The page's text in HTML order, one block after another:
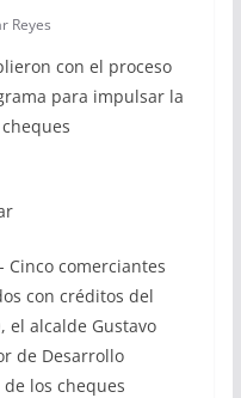
Reyes
con el proceso
para impulsar la
Cinco comerciantes
con créditos del
el alcalde Gustavo
de Desarrollo
los cheques